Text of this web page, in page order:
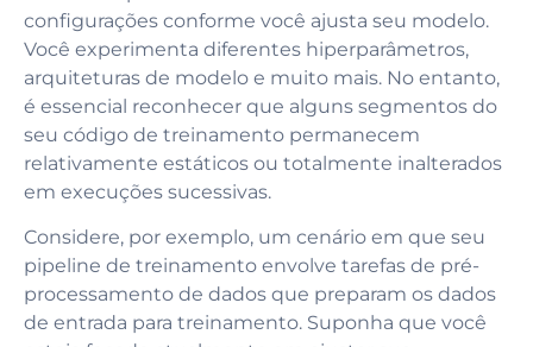
configurações conforme você ajusta seu modelo.
Você experimenta diferentes hiperparâmetros,
arquiteturas de modelo e muito mais. No entanto,
é essencial reconhecer que alguns segmentos do
seu código de treinamento permanecem
relativamente estáticos ou totalmente inalterados
em execuções sucessivas.
Considere, por exemplo, um cenário em que seu
pipeline de treinamento envolve tarefas de pré-
processamento de dados que preparam os dados
de entrada para treinamento. Suponha que você